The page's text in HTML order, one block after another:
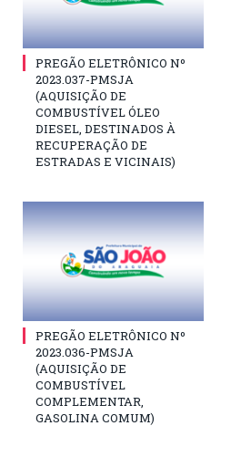
PREGÃO ELETRÔNICO Nº
2023.037-PMSJA
(AQUISIÇÃO DE
COMBUSTÍVEL ÓLEO
DIESEL, DESTINADOS À
RECUPERAÇÃO DE
ESTRADAS E VICINAIS)
PREGÃO ELETRÔNICO Nº
2023.036-PMSJA
(AQUISIÇÃO DE
COMBUSTÍVEL
COMPLEMENTAR,
GASOLINA COMUM)